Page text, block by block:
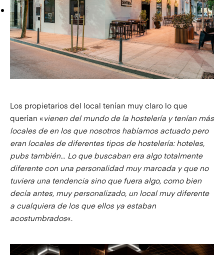
Los propietarios del local tenían muy claro lo que
querían «vienen del mundo de la hostelería y tenían más
locales de en los que nosotros habíamos actuado pero
eran locales de diferentes tipos de hostelería: hoteles,
pubs también… Lo que buscaban era algo totalmente
diferente con una personalidad muy marcada y que no
tuviera una tendencia sino que fuera algo, como bien
decía antes, muy personalizado, un local muy diferente
a cualquiera de los que ellos ya estaban
acostumbrados«.